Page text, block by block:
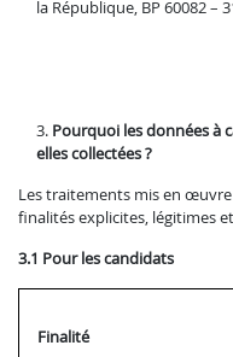
la République, BP 60082 –
Pourquoi les données à
elles collectées ?
Les traitements mis en
finalités explicites, légitimes
3.1 Pour les candidats
Finalité